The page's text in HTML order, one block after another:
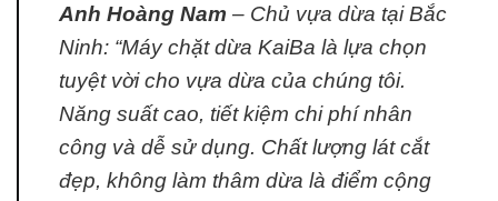
Anh Hoàng Nam – Chủ vựa dừa tại Bắc
Ninh: “Máy chặt dừa KaiBa là lựa chọn
tuyệt vời cho vựa dừa của chúng tôi.
Năng suất cao, tiết kiệm chi phí nhân
công và dễ sử dụng. Chất lượng lát cắt
đẹp, không làm thâm dừa là điểm cộng